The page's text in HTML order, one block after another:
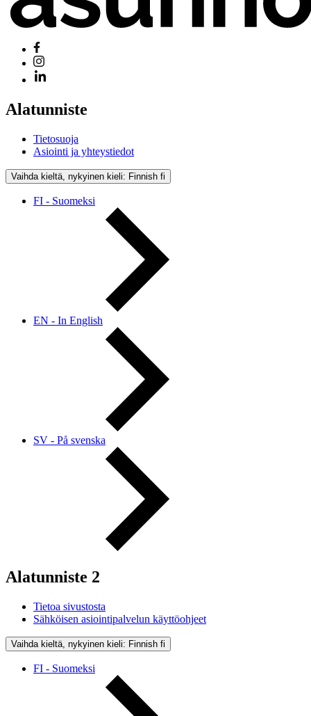
Alatunniste
Tietosuoja
Asiointi ja yhteystiedot
Vaihda kieltä, nykyinen kieli: Finnish fi
FI - Suomeksi
EN - In English
SV - På svenska
Alatunniste 2
Tietoa sivustosta
Sähköisen asiointipalvelun käyttöohjeet
Vaihda kieltä, nykyinen kieli: Finnish fi
FI - Suomeksi